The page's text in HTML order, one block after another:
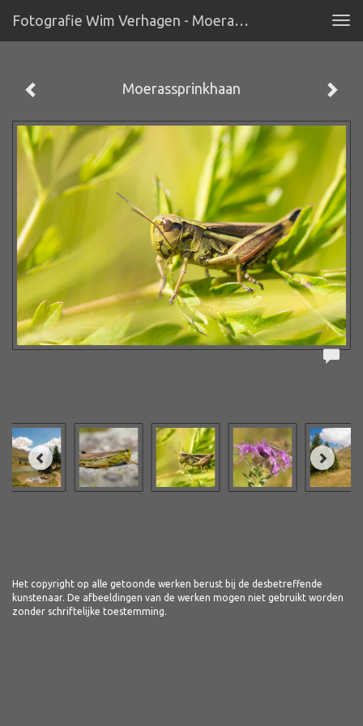
Fotografie Wim Verhagen - Moerassprinkhaan
Moerassprinkhaan
Het copyright op alle getoonde werken berust bij de desbetreffende
kunstenaar. De afbeeldingen van de werken mogen niet gebruikt worden
zonder schriftelijke toestemming.